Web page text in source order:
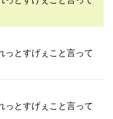
っとすげぇこと言って
っとすげぇこと言って